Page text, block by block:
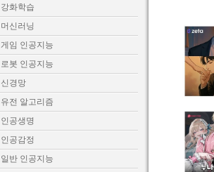
강화학습
머신러닝
게임 인공지능
로봇 인공지능
신경망
유전 알고리즘
인공생명
인공감정
일반 인공지능